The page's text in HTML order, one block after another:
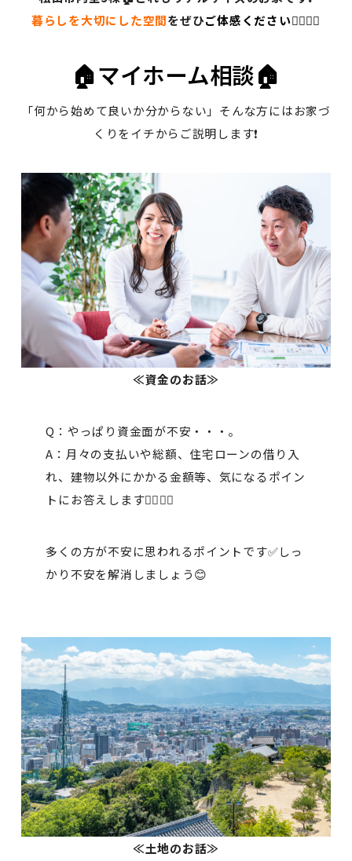
暮らしを大切にした空間をぜひご体感ください🙆‍♂️🙆‍♀️
🏠マイホーム相談🏠
「何から始めて良いか分からない」そんな方にはお家づ
くりをイチからご説明します❗
≪資金のお話≫
Q：やっぱり資金面が不安・・・。
A：月々の支払いや総額、住宅ローンの借り入
れ、建物以外にかかる金額等、気になるポイン
トにお答えします💁‍♀️💁‍♂️
多くの方が不安に思われるポイントです✅しっ
かり不安を解消しましょう😊
≪土地のお話≫